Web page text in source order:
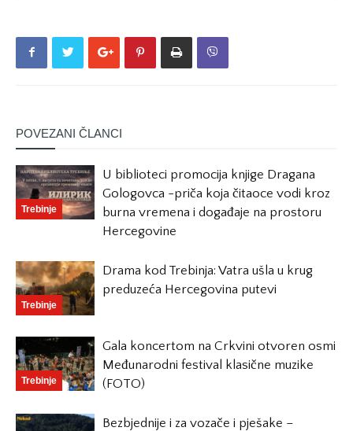
POVEZANI ČLANCI
Trebinje
U biblioteci promocija knjige Dragana
Gologovca -priča koja čitaoce vodi kroz
burna vremena i događaje na prostoru
Hercegovine
Trebinje
Drama kod Trebinja: Vatra ušla u krug
preduzeća Hercegovina putevi
Trebinje
Gala koncertom na Crkvini otvoren osmi
Međunarodni festival klasične muzike
(FOTO)
Bezbjednije i za vozače i pješake –